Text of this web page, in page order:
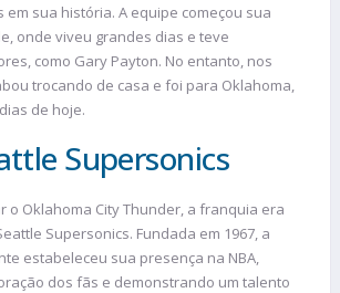
em sua história. A equipe começou sua
onde viveu grandes dias e teve
como Gary Payton. No entanto, nos
trocando de casa e foi para Oklahoma,
de hoje.
Supersonics
o Oklahoma City Thunder, a franquia era
Supersonics. Fundada em 1967, a
estabeleceu sua presença na NBA,
dos fãs e demonstrando um talento